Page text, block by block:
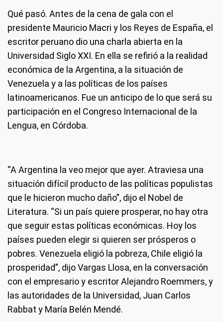
Qué pasó. Antes de la cena de gala con el
presidente Mauricio Macri y los Reyes de España, el
escritor peruano dio una charla abierta en la
Universidad Siglo XXI. En ella se refirió a la realidad
económica de la Argentina, a la situación de
Venezuela y a las políticas de los países
latinoamericanos. Fue un anticipo de lo que será su
participación en el Congreso Internacional de la
Lengua, en Córdoba.
“A Argentina la veo mejor que ayer. Atraviesa una
situación difícil producto de las políticas populistas
que le hicieron mucho daño”, dijo el Nobel de
Literatura. “Si un país quiere prosperar, no hay otra
que seguir estas políticas económicas. Hoy los
países pueden elegir si quieren ser prósperos o
pobres. Venezuela eligió la pobreza, Chile eligió la
prosperidad”, dijo Vargas Llosa, en la conversación
con el empresario y escritor Alejandro Roemmers, y
las autoridades de la Universidad, Juan Carlos
Rabbat y María Belén Mendé.